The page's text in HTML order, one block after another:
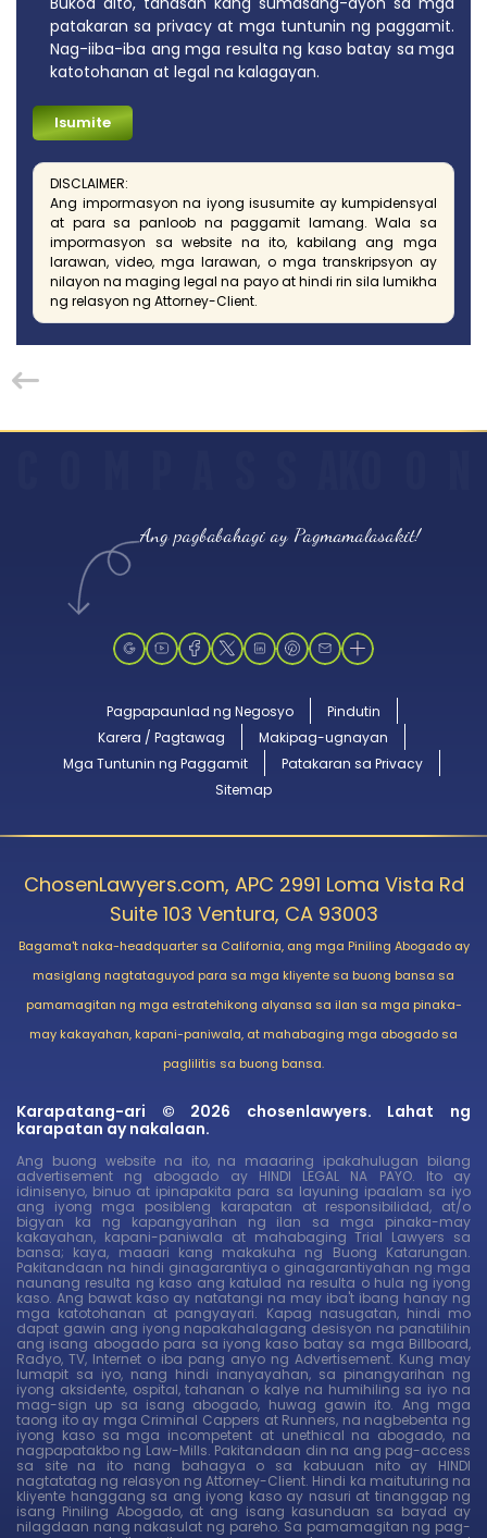
patakaran sa privacy at mga tuntunin ng paggamit.
Nag-iiba-iba ang mga resulta ng kaso batay sa mga
katotohanan at legal na kalagayan.
DISCLAIMER:
Ang impormasyon na iyong isusumite ay kumpidensyal
at para sa panloob na paggamit lamang. Wala sa
impormasyon sa website na ito, kabilang ang mga
larawan, video, mga larawan, o mga transkripsyon ay
nilayon na maging legal na payo at hindi rin sila lumikha
ng relasyon ng Attorney-Client.
Ang pagbabahagi ay Pagmamalasakit!
Pagpapaunlad ng Negosyo
Pindutin
Karera / Pagtawag
Makipag-ugnayan
Mga Tuntunin ng Paggamit
Patakaran sa Privacy
Sitemap
ChosenLawyers.com, APC 2991 Loma Vista Rd
Suite 103 Ventura, CA 93003
Bagama't naka-headquarter sa California, ang mga Piniling Abogado ay
masiglang nagtataguyod para sa mga kliyente sa buong bansa sa
pamamagitan ng mga estratehikong alyansa sa ilan sa mga pinaka-
may kakayahan, kapani-paniwala, at mahabaging mga abogado sa
paglilitis sa buong bansa.
Karapatang-ari © 2026 chosenlawyers. Lahat ng
karapatan ay nakalaan.
Ang buong website na ito, na maaaring ipakahulugan bilang
advertisement ng abogado ay HINDI LEGAL NA PAYO. Ito ay
idinisenyo, binuo at ipinapakita para sa layuning ipaalam sa iyo
ang iyong mga posibleng karapatan at responsibilidad, at/o
bigyan ka ng kapangyarihan ng ilan sa mga pinaka-may
kakayahan, kapani-paniwala at mahabaging Trial Lawyers sa
bansa; kaya, maaari kang makakuha ng Buong Katarungan.
Pakitandaan na hindi ginagarantiya o ginagarantiyahan ng mga
naunang resulta ng kaso ang katulad na resulta o hula ng iyong
kaso. Ang bawat kaso ay natatangi na may iba't ibang hanay ng
mga katotohanan at pangyayari. Kapag nasugatan, hindi mo
dapat gawin ang iyong napakahalagang desisyon na panatilihin
ang isang abogado para sa iyong kaso batay sa mga Billboard,
Radyo, TV, Internet o iba pang anyo ng Advertisement. Kung may
lumapit sa iyo, nang hindi inanyayahan, sa pinangyarihan ng
iyong aksidente, ospital, tahanan o kalye na humihiling sa iyo na
mag-sign up sa isang abogado, huwag gawin ito. Ang mga
taong ito ay mga Criminal Cappers at Runners, na nagbebenta ng
iyong kaso sa mga incompetent at unethical na abogado, na
nagpapatakbo ng Law-Mills. Pakitandaan din na ang pag-access
sa site na ito nang bahagya o sa kabuuan nito ay HINDI
nagtatatag ng relasyon ng Attorney-Client. Hindi ka maituturing na
kliyente hanggang sa ang iyong kaso ay nasuri at tinanggap ng
isang Piniling Abogado, at ang isang kasunduan sa bayad ay
nilagdaan nang nakasulat ng pareho. Sa pamamagitan ng pag-